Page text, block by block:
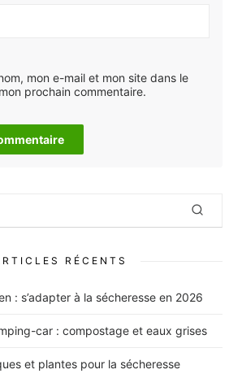
mon e-mail et mon site dans le
prochain commentaire.
RÉCENTS
: s’adapter à la sécheresse en 2026
car : compostage et eaux grises
et plantes pour la sécheresse